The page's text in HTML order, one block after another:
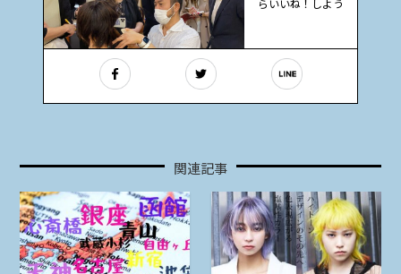
らいいね！しよう
関連記事